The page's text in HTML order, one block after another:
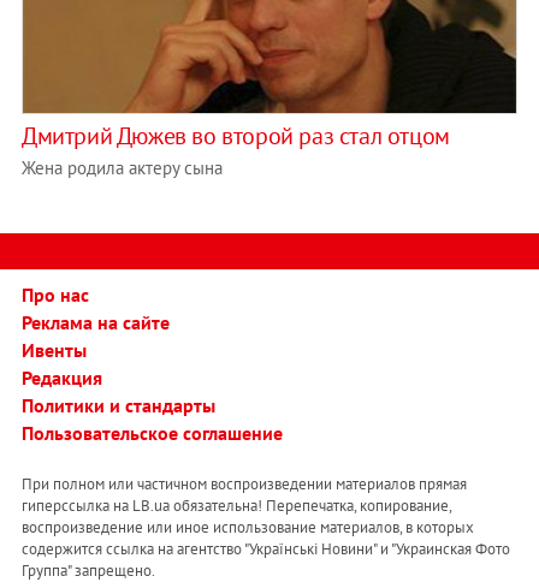
Дмитрий Дюжев во второй раз стал отцом
Жена родила актеру сына
Про нас
Реклама на сайте
Ивенты
Редакция
Политики и стандарты
Пользовательское соглашение
При полном или частичном воспроизведении материалов прямая
гиперссылка на LB.ua обязательна! Перепечатка, копирование,
воспроизведение или иное использование материалов, в которых
содержится ссылка на агентство "Українськi Новини" и "Украинская Фото
Группа" запрещено.